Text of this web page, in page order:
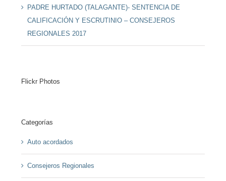
PADRE HURTADO (TALAGANTE)- SENTENCIA DE
CALIFICACIÓN Y ESCRUTINIO – CONSEJEROS
REGIONALES 2017
Flickr Photos
Categorías
Auto acordados
Consejeros Regionales